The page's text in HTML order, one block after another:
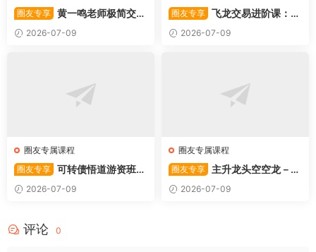
圈友专享 黄一鸣老师极简交易
系统2026-07-09
圈友专享 飞龙交易进阶课：共
振战法
2026-07-09
圈友专属课程
圈友专享 可转债悟道游资班出
奇系列悟道系列守正系列课程-
卓妍
2026-07-09
圈友专属课程
圈友专享
主升龙头空空龙－竞
价抢筹盘口的量化公式与十几
年的体系干货，全篇2026061
2026-07-09
评论 0